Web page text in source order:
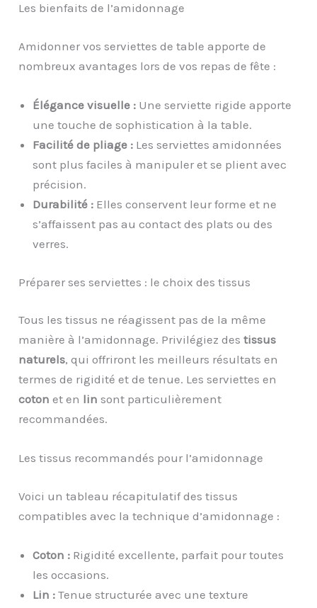
Les bienfaits de l’amidonnage
Amidonner vos serviettes de table apporte de
nombreux avantages lors de vos repas de fête :
Élégance visuelle : Une serviette rigide apporte
une touche de sophistication à la table.
Facilité de pliage : Les serviettes amidonnées
sont plus faciles à manipuler et se plient avec
précision.
Durabilité : Elles conservent leur forme et ne
s’affaissent pas au contact des plats ou des
verres.
Préparer ses serviettes : le choix des tissus
Tous les tissus ne réagissent pas de la même
manière à l’amidonnage. Privilégiez destissus
naturels, qui offriront les meilleurs résultats en
termes de rigidité et de tenue. Les serviettes en
coton et en lin sont particulièrement
recommandées.
Les tissus recommandés pour l’amidonnage
Voici un tableau récapitulatif des tissus
compatibles avec la technique d’amidonnage :
Coton : Rigidité excellente, parfait pour toutes
les occasions.
Lin : Tenue structurée avec une texture